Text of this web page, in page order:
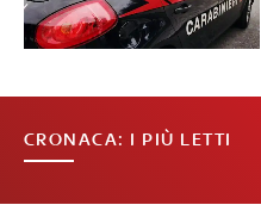
CRONACA: I PIÙ LETTI